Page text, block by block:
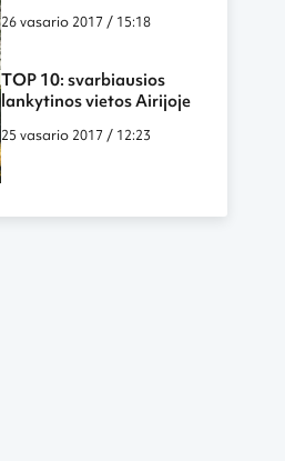
26 vasario 2017 / 15:18
TOP 10: svarbiausios
lankytinos vietos Airijoje
25 vasario 2017 / 12:23